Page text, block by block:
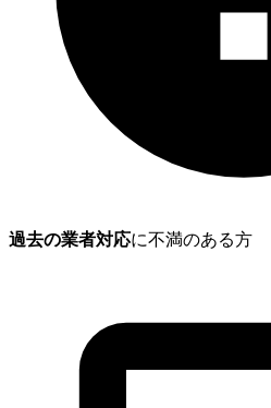
過去の業者対応に不満のある方